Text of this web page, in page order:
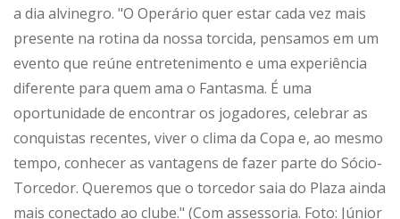
a dia alvinegro. "O Operário quer estar cada vez mais
presente na rotina da nossa torcida, pensamos em um
evento que reúne entretenimento e uma experiência
diferente para quem ama o Fantasma. É uma
oportunidade de encontrar os jogadores, celebrar as
conquistas recentes, viver o clima da Copa e, ao mesmo
tempo, conhecer as vantagens de fazer parte do Sócio-
Torcedor. Queremos que o torcedor saia do Plaza ainda
mais conectado ao clube." (Com assessoria. Foto: Júnior